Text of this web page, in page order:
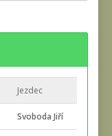
Jezdec
Svoboda Jiří